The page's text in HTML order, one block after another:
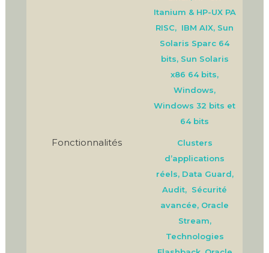
Itanium & HP-UX PA
RISC, IBM AIX, Sun
Solaris Sparc 64
bits, Sun Solaris
x86 64 bits,
Windows,
Windows 32 bits et
64 bits
Fonctionnalités
Clusters
d’applications
réels, Data Guard,
Audit, Sécurité
avancée, Oracle
Stream,
Technologies